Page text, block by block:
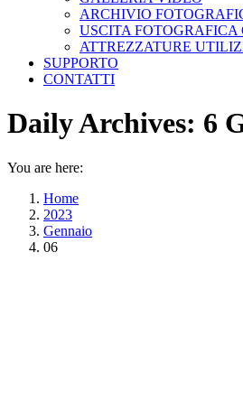
ARCHIVIO
USCITA FOTOGRAFICA
ATTREZZATURE
SUPPORTO
CONTATTI
Daily Archives: 6
You are here:
Home
2023
Gennaio
06